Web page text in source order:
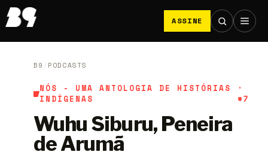
ASSINE
B9 / PODCASTS
NÓS - UMA ANTOLOGIA DE HISTÓRIAS
INDÍGENAS
·
#7
Wuhu Siburu, Peneira
de Arumã